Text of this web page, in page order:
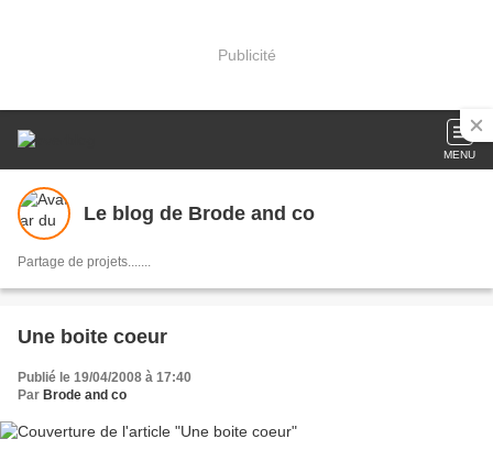
Publicité
MENU
Le blog de Brode and co
Partage de projets.......
Une boite coeur
Publié le 19/04/2008 à 17:40
Par Brode and co